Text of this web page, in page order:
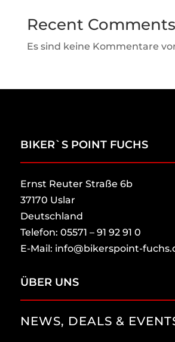
Recent Comments
Es sind keine Kommentare
BIKER`S POINT FUCHS
Ernst Reuter Straße 6b
37170 Uslar
Deutschland
Telefon: 05571 – 91 92 91 0
E-Mail: info@bikerspoint-
ÜBER UNS
NEWS, DEALS &